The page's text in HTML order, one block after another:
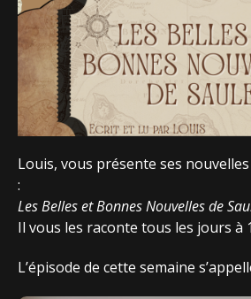
Louis, vous présente ses
:
Les Belles et Bonnes Nouvelles de
Il vous les raconte tous les jours à
L’épisode de cette semaine